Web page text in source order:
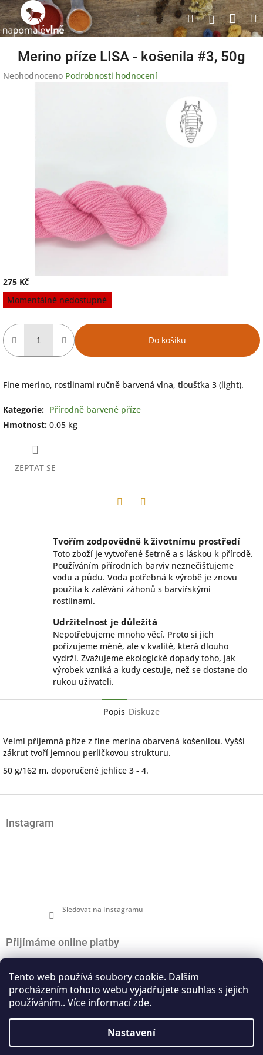
Tento web používá soubory cookie. Dalším
procházením tohoto webu vyjadřujete souhlas s jejich
používáním.. Více informacízde.
Nastavení
Přejít
na
obsah
Hledat
Merino příze LISA - košenila #3, 50g
Průměrné
Neohodnoceno Podrobnosti hodnocení
275 Kč
Měrná
cena:
Momentálně nedostupné
Do košíku
Fine merino, rostlinami ručně barvená vlna, tloušťka 3 (light).
Kategorie: Přírodně barvené příze
Hmotnost: 0.05 kg
ZEPTAT SE
Tvořím zodpovědně k životnímu prostředí
Toto zboží je vytvořené šetrně a s láskou k přírodě.
Používáním přírodních barviv neznečišťujeme
vodu a půdu. Voda potřebná k výrobě je znovu
použita k zalévání záhonů s barvířskými
rostlinami.
Udržitelnost je důležitá
Nepotřebujeme mnoho věcí. Proto si jich
pořizujeme méně, ale v kvalitě, která dlouho
vydrží. Zvažujeme ekologické dopady toho, jak
výrobek vzniká a kudy cestuje, než se dostane do
rukou uživateli.
Popis Diskuze
Velmi příjemná příze z fine merina obarvená košenilou. Vyšší
zákrut tvoří jemnou perličkovou strukturu.
50 g/162 m, doporučené jehlice 3 - 4.
Instagram
Sledovat na Instagramu
Přijímáme online platby
Nákupní košík
0ks /0 Kč